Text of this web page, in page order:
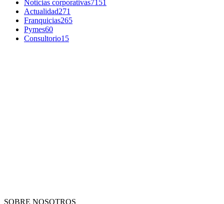
Noticias corporativas7151
Actualidad271
Franquicias265
Pymes60
Consultorio15
SOBRE NOSOTROS